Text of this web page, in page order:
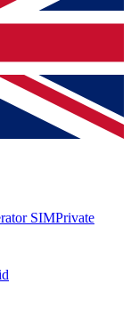
SIMPrivate